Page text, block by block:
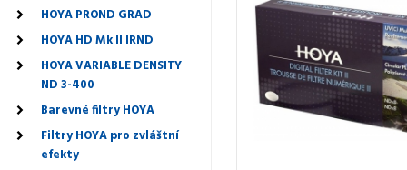
HOYA PROND GRAD
HOYA HD Mk II IRND
HOYA VARIABLE DENSITY
ND 3-400
Barevné filtry HOYA
Filtry HOYA pro zvláštní
efekty